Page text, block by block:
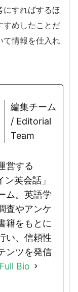
にすればするほ
すめしたことだ
て情報を仕入れ
編集チーム
/ Editorial
Team
営する
ン英会話」
ム。英語学
査やアンケ
籍をもとに
い、信頼性
ンツを発信
Bio